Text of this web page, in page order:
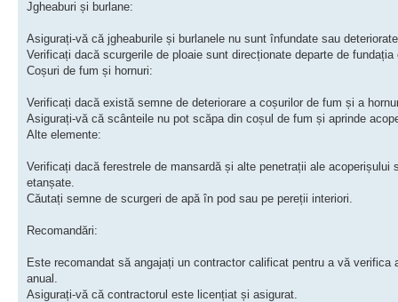
Jgheaburi și burlane:
Asigurați-vă că jgheaburile și burlanele nu sunt înfundate sau
Verificați dacă scurgerile de ploaie sunt direcționate departe de fundația
Coșuri de fum și hornuri:
Verificați dacă există semne de deteriorare a coșurilor de fum și a
Asigurați-vă că scânteile nu pot scăpa din coșul de fum și aprinde
Alte elemente:
Verificați dacă ferestrele de mansardă și alte penetrații ale acoperișului
etanșate.
Căutați semne de scurgeri de apă în pod sau pe pereții interiori.
Recomandări:
Este recomandat să angajați un contractor calificat pentru a vă verifica
anual.
Asigurați-vă că contractorul este licențiat și asigurat.